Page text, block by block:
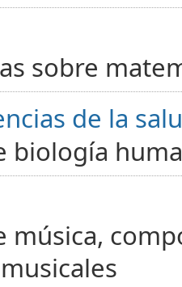
sobre
de la
biología
música,